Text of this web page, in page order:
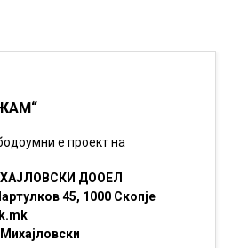
е проект на
ДООЕЛ
45, 1000 Скопје